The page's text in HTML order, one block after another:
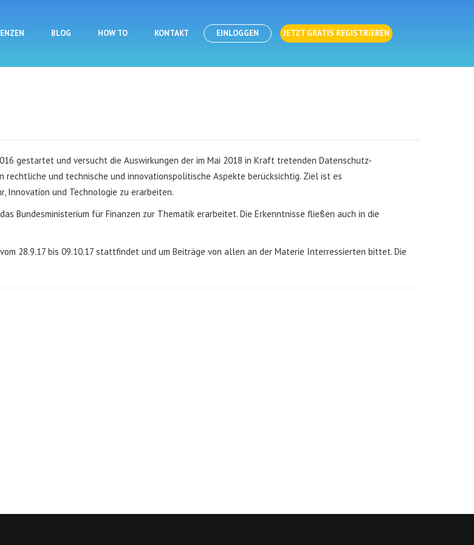
BLOG HOW TO KONTAKT EINLOGGEN JETZT GRATIS REGISTRIEREN
gestartet und versucht die Auswirkungen der im Mai 2018 in Kraft tretenden Datenschutz-
rechtliche und technische und innovationspolitische Aspekte berücksichtig. Ziel ist es
Innovation und Technologie zu erarbeiten.
Bundesministerium für Finanzen zur Thematik erarbeitet. Die Erkenntnisse fließen auch in die
28.9.17 bis 09.10.17 stattfindet und um Beiträge von allen an der Materie Interressierten bittet. Die